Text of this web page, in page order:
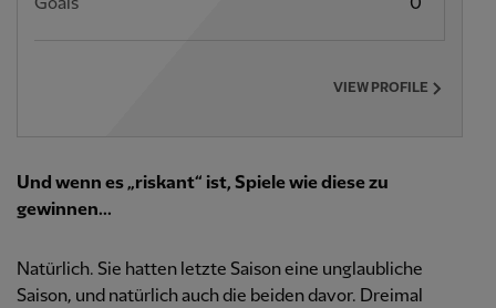
Goals 0
VIEW PROFILE
Und wenn es „riskant“ ist, Spiele wie diese zu
gewinnen...
Natürlich. Sie hatten letzte Saison eine unglaubliche
Saison, und natürlich auch die beiden davor. Dreimal